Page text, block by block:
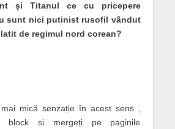
și Titanul ce cu pricepere
sunt nici putinist rusofil vândut
de regimul nord corean?
mică senzație în acest sens ,
block si mergeți pe paginile